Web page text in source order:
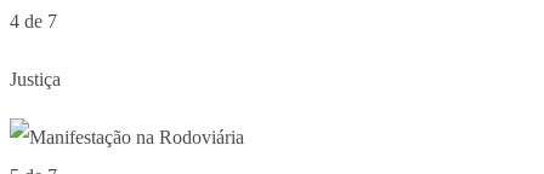
4 de 7
Justiça